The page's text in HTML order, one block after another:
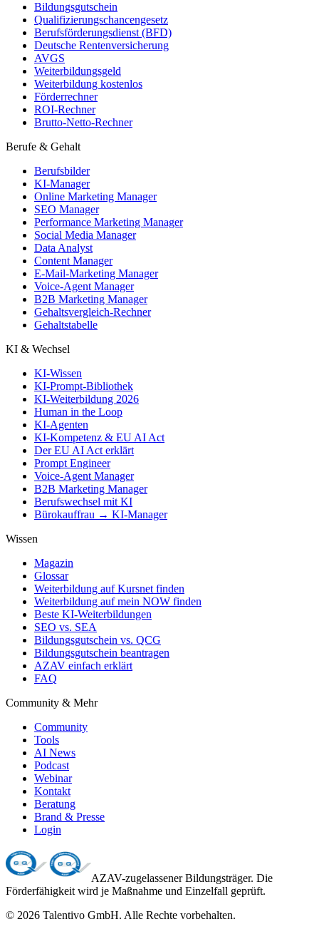
Bildungsgutschein
Qualifizierungschancengesetz
Berufsförderungsdienst (BFD)
Deutsche Rentenversicherung
AVGS
Weiterbildungsgeld
Weiterbildung kostenlos
Förderrechner
ROI-Rechner
Brutto-Netto-Rechner
Berufe & Gehalt
Berufsbilder
KI-Manager
Online Marketing Manager
SEO Manager
Performance Marketing Manager
Social Media Manager
Data Analyst
Content Manager
E-Mail-Marketing Manager
Voice-Agent Manager
B2B Marketing Manager
Gehaltsvergleich-Rechner
Gehaltstabelle
KI & Wechsel
KI-Wissen
KI-Prompt-Bibliothek
KI-Weiterbildung 2026
Human in the Loop
KI-Agenten
KI-Kompetenz & EU AI Act
Der EU AI Act erklärt
Prompt Engineer
Voice-Agent Manager
B2B Marketing Manager
Berufswechsel mit KI
Bürokauffrau → KI-Manager
Wissen
Magazin
Glossar
Weiterbildung auf Kursnet finden
Weiterbildung auf mein NOW finden
Beste KI-Weiterbildungen
SEO vs. SEA
Bildungsgutschein vs. QCG
Bildungsgutschein beantragen
AZAV einfach erklärt
FAQ
Community & Mehr
Community
Tools
AI News
Podcast
Webinar
Kontakt
Beratung
Brand & Presse
Login
AZAV-zugelassener Bildungsträger. Die
Förderfähigkeit wird je Maßnahme und Einzelfall geprüft.
© 2026 Talentivo GmbH. Alle Rechte vorbehalten.